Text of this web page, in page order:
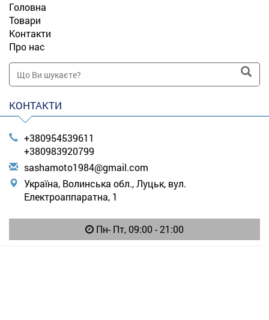
Головна
Товари
Контакти
Про нас
КОНТАКТИ
+380954539611
+380983920799
sashamoto1984@gmail.com
Україна, Волинська обл., Луцьк, вул.
Електроаппаратна, 1
Пн- Пт, 09:00 - 21:00